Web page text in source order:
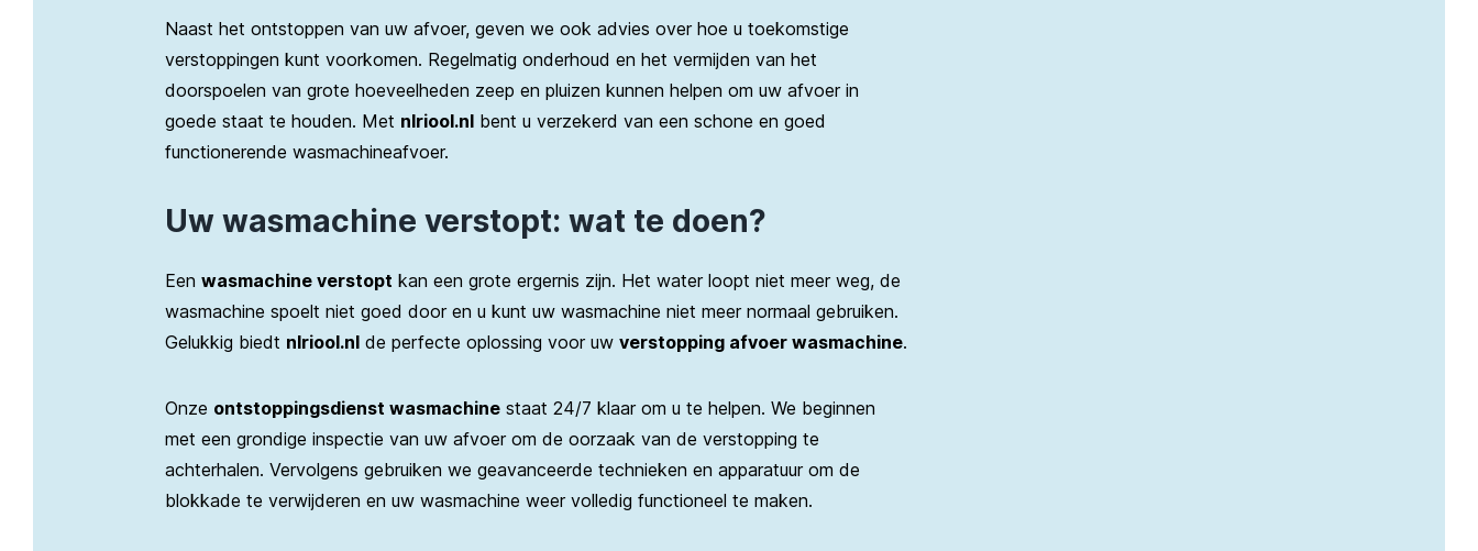
Naast het ontstoppen van uw afvoer, geven we ook advies over hoe u toekomstige
verstoppingen kunt voorkomen. Regelmatig onderhoud en het vermijden van het
doorspoelen van grote hoeveelheden zeep en pluizen kunnen helpen om uw afvoer in
goede staat te houden. Met nlriool.nl bent u verzekerd van een schone en goed
functionerende wasmachineafvoer.
Uw wasmachine verstopt: wat te doen?
Een wasmachine verstopt kan een grote ergernis zijn. Het water loopt niet meer weg, de
wasmachine spoelt niet goed door en u kunt uw wasmachine niet meer normaal gebruiken.
Gelukkig biedt nlriool.nl de perfecte oplossing voor uw verstopping afvoer wasmachine.
Onze ontstoppingsdienst wasmachine staat 24/7 klaar om u te helpen. We beginnen
met een grondige inspectie van uw afvoer om de oorzaak van de verstopping te
achterhalen. Vervolgens gebruiken we geavanceerde technieken en apparatuur om de
blokkade te verwijderen en uw wasmachine weer volledig functioneel te maken.